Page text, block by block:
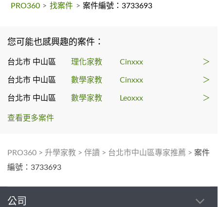
PRO360 > 找案件 > 案件編號：3733693
您可能也感興趣的案件：
台北市 中山區 理化家教 Cinxxx ＞
台北市 中山區 數學家教 Cinxxx ＞
台北市 中山區 數學家教 Leoxxx ＞
查看更多案件
PRO360 > 升學家教 > 伴讀 > 台北市中山區專家推薦 > 案件
編號：3733693
公司